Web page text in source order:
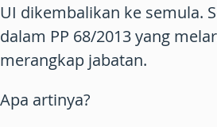
UI dikembalikan ke semula.
dalam PP 68/2013 yang
merangkap jabatan.
Apa artinya?